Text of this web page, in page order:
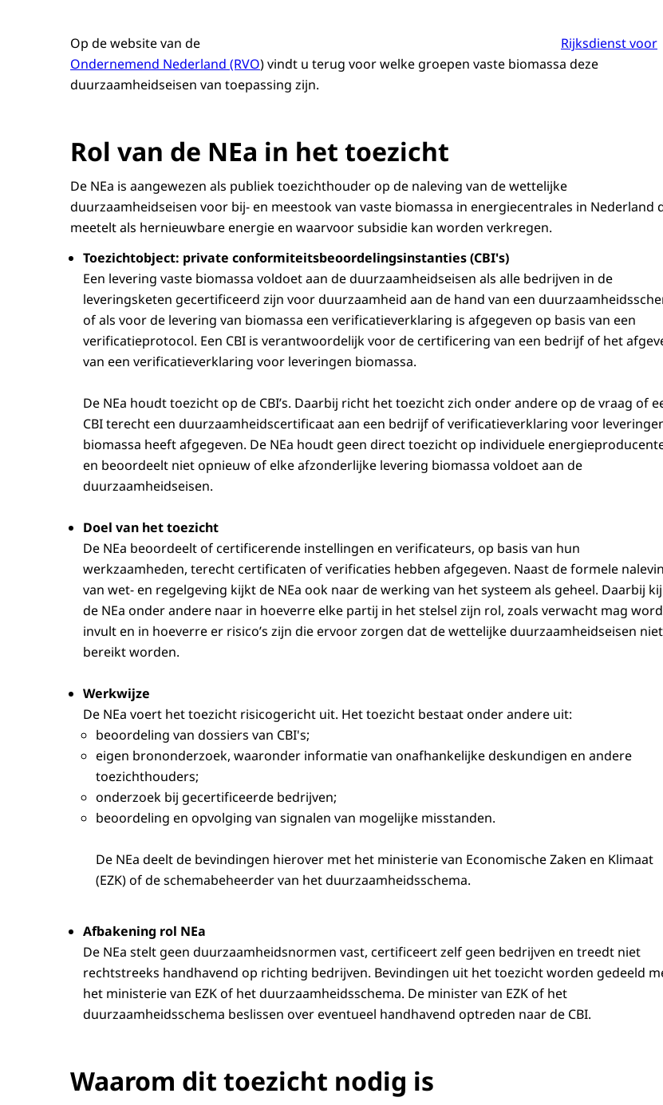
Op de website van de
Rijksdienst voor
Ondernemend Nederland (RVO) vindt u terug voor welke groepen vaste biomassa deze
duurzaamheidseisen van toepassing zijn.
Rol van de NEa in het toezicht
De NEa is aangewezen als publiek toezichthouder op de naleving van de wettelijke
duurzaamheidseisen voor bij- en meestook van vaste biomassa in energiecentrales in Nederland
meetelt als hernieuwbare energie en waarvoor subsidie kan worden verkregen.
Toezichtobject: private conformiteitsbeoordelingsinstanties (CBI's)
Een levering vaste biomassa voldoet aan de duurzaamheidseisen als alle bedrijven in de
leveringsketen gecertificeerd zijn voor duurzaamheid aan de hand van een
of als voor de levering van biomassa een verificatieverklaring is afgegeven op basis van een
verificatieprotocol. Een CBI is verantwoordelijk voor de certificering van een bedrijf of het
van een verificatieverklaring voor leveringen biomassa.
De NEa houdt toezicht op de CBI’s. Daarbij richt het toezicht zich onder andere op de vraag of
CBI terecht een duurzaamheidscertificaat aan een bedrijf of verificatieverklaring voor
biomassa heeft afgegeven. De NEa houdt geen direct toezicht op individuele
en beoordeelt niet opnieuw of elke afzonderlijke levering biomassa voldoet aan de
duurzaamheidseisen.
Doel van het toezicht
De NEa beoordeelt of certificerende instellingen en verificateurs, op basis van hun
werkzaamheden, terecht certificaten of verificaties hebben afgegeven. Naast de formele
van wet- en regelgeving kijkt de NEa ook naar de werking van het systeem als geheel. Daarbij
de NEa onder andere naar in hoeverre elke partij in het stelsel zijn rol, zoals verwacht mag
invult en in hoeverre er risico’s zijn die ervoor zorgen dat de wettelijke duurzaamheidseisen niet
bereikt worden.
Werkwijze
De NEa voert het toezicht risicogericht uit. Het toezicht bestaat onder andere uit:
beoordeling van dossiers van CBI's;
eigen brononderzoek, waaronder informatie van onafhankelijke deskundigen en andere
toezichthouders;
onderzoek bij gecertificeerde bedrijven;
beoordeling en opvolging van signalen van mogelijke misstanden.
De NEa deelt de bevindingen hierover met het ministerie van Economische Zaken en Klimaat
(EZK) of de schemabeheerder van het duurzaamheidsschema.
Afbakening rol NEa
De NEa stelt geen duurzaamheidsnormen vast, certificeert zelf geen bedrijven en treedt niet
rechtstreeks handhavend op richting bedrijven. Bevindingen uit het toezicht worden gedeeld
het ministerie van EZK of het duurzaamheidsschema. De minister van EZK of het
duurzaamheidsschema beslissen over eventueel handhavend optreden naar de CBI.
Waarom dit toezicht nodig is